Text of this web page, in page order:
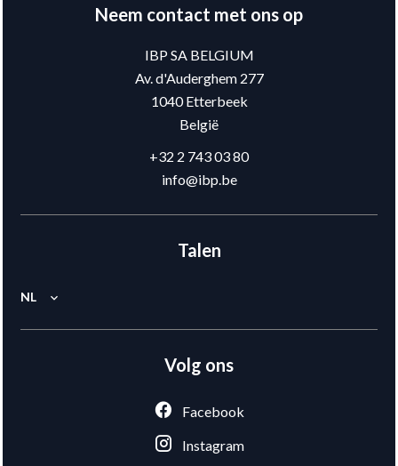
Neem contact met ons op
IBP SA BELGIUM
Av. d'Auderghem 277
1040Etterbeek
België
+32 2 743 03 80
info@ibp.be
Talen
NL
Volg ons
Facebook
Instagram